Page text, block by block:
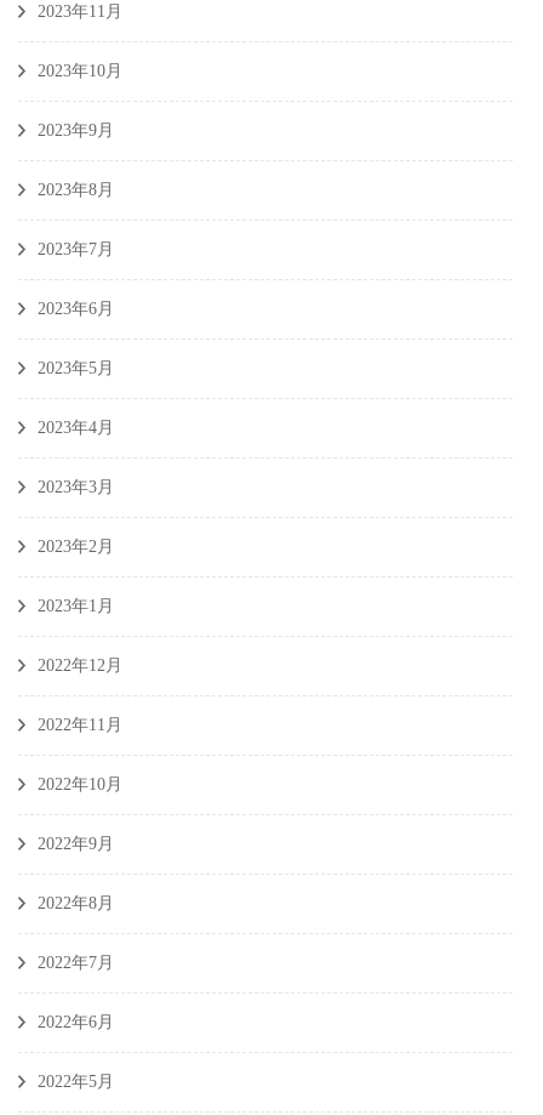
2023年11月
2023年10月
2023年9月
2023年8月
2023年7月
2023年6月
2023年5月
2023年4月
2023年3月
2023年2月
2023年1月
2022年12月
2022年11月
2022年10月
2022年9月
2022年8月
2022年7月
2022年6月
2022年5月